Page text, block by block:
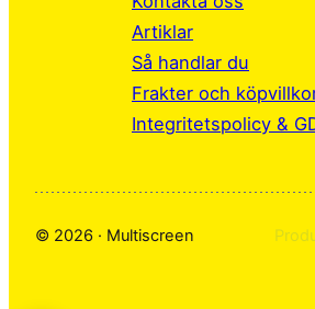
Artiklar
Så handlar du
Frakter och
Integritetspolicy &
© 2026 · Multiscreen